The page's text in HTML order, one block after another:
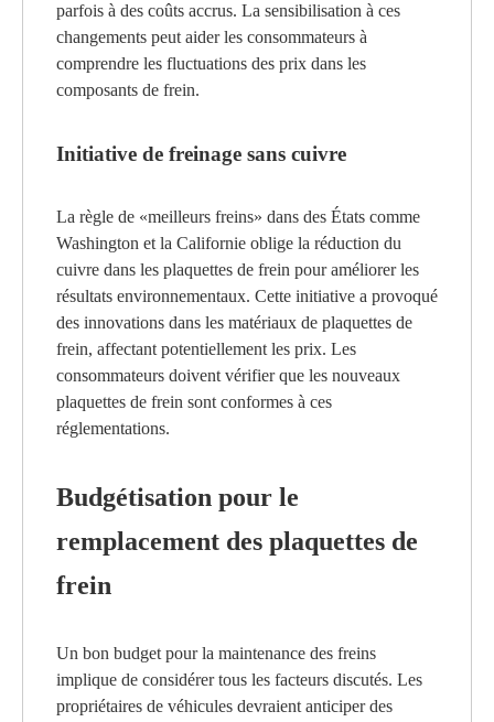
parfois à des coûts accrus. La sensibilisation à ces
changements peut aider les consommateurs à
comprendre les fluctuations des prix dans les
composants de frein.
Initiative de freinage sans cuivre
La règle de «meilleurs freins» dans des États comme
Washington et la Californie oblige la réduction du
cuivre dans les plaquettes de frein pour améliorer les
résultats environnementaux. Cette initiative a provoqué
des innovations dans les matériaux de plaquettes de
frein, affectant potentiellement les prix. Les
consommateurs doivent vérifier que les nouveaux
plaquettes de frein sont conformes à ces
réglementations.
Budgétisation pour le
remplacement des plaquettes de
frein
Un bon budget pour la maintenance des freins
implique de considérer tous les facteurs discutés. Les
propriétaires de véhicules devraient anticiper des